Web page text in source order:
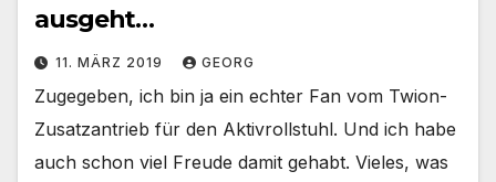
ausgeht…
11. MÄRZ 2019 GEORG
Zugegeben, ich bin ja ein echter Fan vom Twion-
Zusatzantrieb für den Aktivrollstuhl. Und ich habe
auch schon viel Freude damit gehabt. Vieles, was